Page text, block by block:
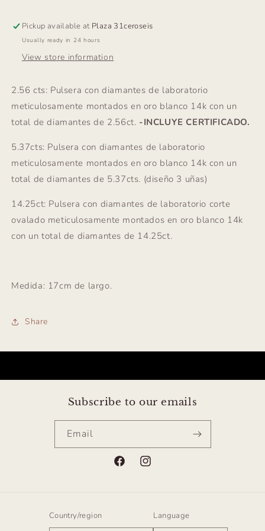
Pickup available at Plaza 31ceroseis
Usually ready in 24 hours
View store information
2.56 cts: Pulsera con diamantes de laboratorio
meticulosamente montados en oro blanco 14k con un
total de diamantes de 2.56ct. -INCLUYE CERTIFICADO.
5.37cts: Pulsera con diamantes de laboratorio
meticulosamente montados en oro blanco 14k con un
total de diamantes de 5.37cts. (diseño 3 uñas)
14.25ct: Pulsera con diamantes de laboratorio corte
ovalado meticulosamente montados en oro blanco 14k
con un total de diamantes de 14.25ct.
Medida: 17cm de largo.
Share
Subscribe to our emails
Email
FacebookInstagram
Country/region Language